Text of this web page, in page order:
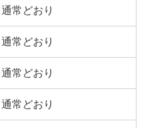
通常どおり
通常どおり
通常どおり
通常どおり